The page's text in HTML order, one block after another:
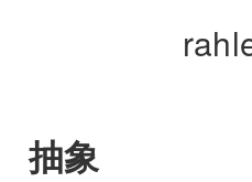
抽象